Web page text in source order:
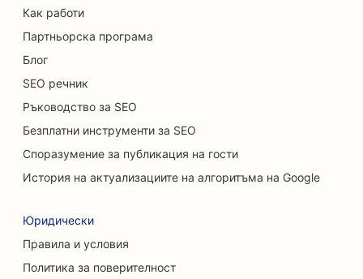
нестандартно меню
SEO за магазини за килими и подови настилки
SEO за автокъщи
SEO за услуги за почистване
SEO за хиропрактици
SEO за услуги за химически пилинг
SEO за магазини за дрехи
Как работи
Партньорска програма
Блог
SEO речник
Ръководство за SEO
Безплатни инструменти за SEO
Споразумение за публикация на гости
История на актуализациите на алгоритъма на Google
Юридически
Правила и условия
Политика за поверителност